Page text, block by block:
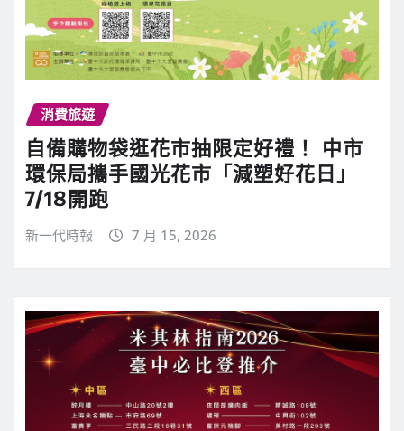
消費旅遊
自備購物袋逛花市抽限定好禮！ 中市
環保局攜手國光花市「減塑好花日」
7/18開跑
新一代時報 7 月 15, 2026